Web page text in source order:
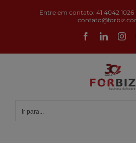
Entre em contato: 41 4042 1026
FacebookLinkedIn
Ir para...